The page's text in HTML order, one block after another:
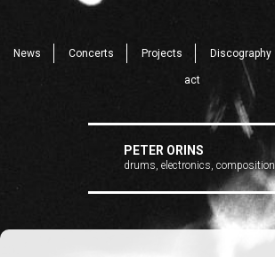
News Concerts Projects Discography
act
PETER ORINS
drums, electronics, composition